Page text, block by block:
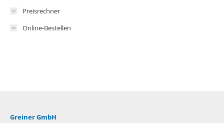
Preisrechner
Online-Bestellen
Greiner GmbH